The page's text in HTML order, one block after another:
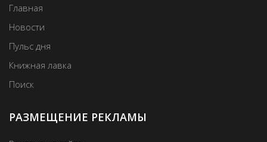
Главная
Новости
Пульс дня
Книжная лавка
Поиск
РАЗМЕЩЕНИЕ РЕКЛАМЫ